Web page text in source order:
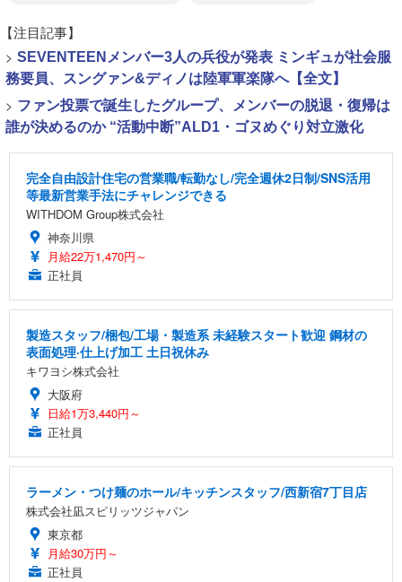
【注目記事】
> SEVENTEENメンバー3人の兵役が発表 ミンギュが社会服
務要員、スングァン&ディノは陸軍軍楽隊へ【全文】
> ファン投票で誕生したグループ、メンバーの脱退・復帰は
誰が決めるのか “活動中断”ALD1・ゴヌめぐり対立激化
完全自由設計住宅の営業職/転勤なし/完全週休2日制/SNS活用
等最新営業手法にチャレンジできる
WITHDOM Group株式会社
神奈川県
月給22万1,470円～
正社員
製造スタッフ/梱包/工場・製造系 未経験スタート歓迎 鋼材の
表面処理·仕上げ加工 土日祝休み
キワヨシ株式会社
大阪府
日給1万3,440円～
正社員
ラーメン・つけ麺のホール/キッチンスタッフ/西新宿7丁目店
株式会社凪スピリッツジャパン
東京都
月給30万円～
正社員